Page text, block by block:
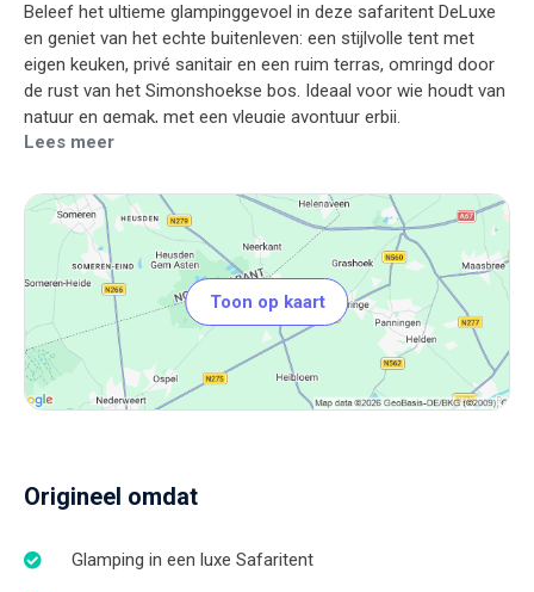
Beleef het ultieme glampinggevoel in deze safaritent DeLuxe
en geniet van het echte buitenleven: een stijlvolle tent met
eigen keuken, privé sanitair en een ruim terras, omringd door
de rust van het Simonshoekse bos. Ideaal voor wie houdt van
Lees meer
Toon op kaart
Origineel omdat
Glamping in een luxe Safaritent